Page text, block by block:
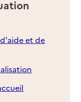
et de